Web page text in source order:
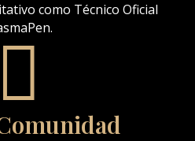
como Técnico Oficial
